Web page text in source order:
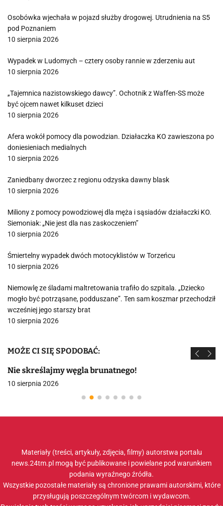
Osobówka wjechała w pojazd służby drogowej. Utrudnienia na S5
pod Poznaniem
10 sierpnia 2026
Wypadek w Ludomych – cztery osoby rannie w zderzeniu aut
10 sierpnia 2026
„Tajemnica nazistowskiego dawcy”. Ochotnik z Waffen-SS może
być ojcem nawet kilkuset dzieci
10 sierpnia 2026
Afera wokół pomocy dla powodzian. Działaczka KO zawieszona po
doniesieniach medialnych
10 sierpnia 2026
Zaniedbany dworzec z regionu odzyska dawny blask
10 sierpnia 2026
Miliony z pomocy powodziowej dla męża i sąsiadów działaczki KO.
Siemoniak: „Nie jest dla nas zaskoczeniem”
10 sierpnia 2026
Śmiertelny wypadek dwóch motocyklistów w Torzeńcu
10 sierpnia 2026
Niemowlę ze śladami maltretowania trafiło do szpitala. „Dziecko
mogło być potrząsane, podduszane”. Ten sam koszmar przechodził
wcześniej jego starszy brat
10 sierpnia 2026
MOŻE CI SIĘ SPODOBAĆ:
Nie skreślajmy węgla brunatnego!
10 sierpnia 2026
Materiały (treści, artykuły, zdjęcia, filmy) autorstwa portalu
news.24tm.pl mogą być publikowane i powielane pod warunkiem
podania wyraźnego źródła.
Wszystkie pozostałe materiały są chronione prawami autorskimi, które
przysługują poszczególnym twórcom i wydawcom.